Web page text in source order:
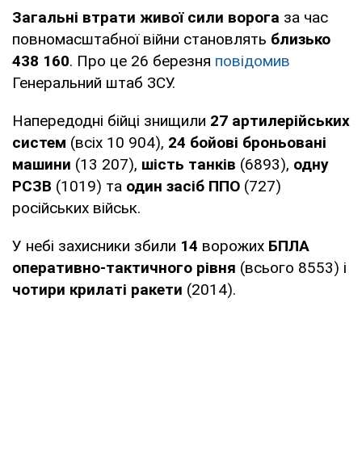
Загальні втрати живої сили ворога за час
повномасштабної війни становлять близько
438 160. Про це 26 березня повідомив
Генеральний штаб ЗСУ.
Напередодні бійці знищили 27 артилерійських
систем (всіх 10 904), 24 бойові броньовані
машини (13 207), шість танків (6893), одну
РСЗВ (1019) та один засіб ППО (727)
російських військ.
У небі захисники збили 14 ворожих БПЛА
оперативно-тактичного рівня (всього 8553) і
чотири крилаті ракети (2014).